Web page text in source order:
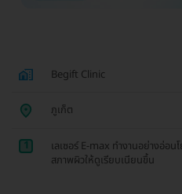
Begift Clinic
ภูเก็ต
1
เลเซอร์ E-max ทำงานอย่างอ่อ
สภาพผิวให้ดูเรียบเนียนขึ้น